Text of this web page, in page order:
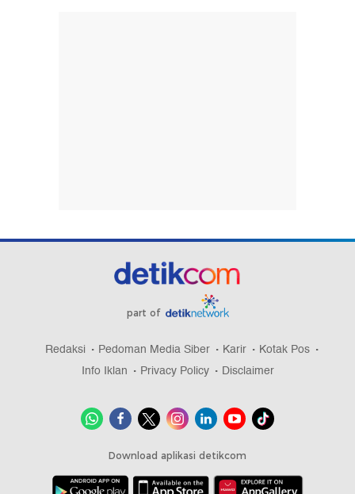
part of
Redaksi Pedoman Media Siber Karir
Kotak Pos
Info Iklan
Privacy Policy Disclaimer
Download aplikasi detikcom